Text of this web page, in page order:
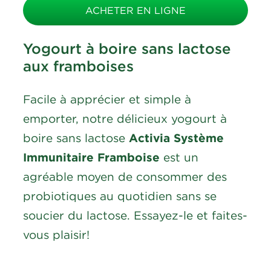
ACHETER EN LIGNE
Yogourt à boire sans lactose
aux framboises
Facile à apprécier et simple à
emporter, notre délicieux yogourt à
boire sans lactose Activia Système
Immunitaire Framboise est un
agréable moyen de consommer des
probiotiques au quotidien sans se
soucier du lactose. Essayez-le et faites-
vous plaisir!